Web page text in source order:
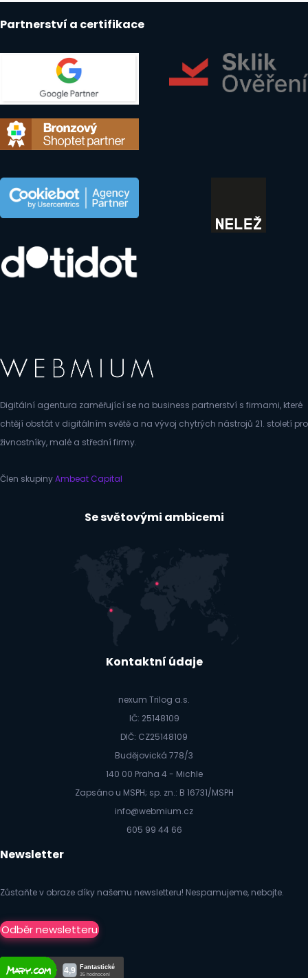
Partnerství a certifikace
Digitální agentura zaměřující se na business partnerství s firmami, které
chtějí obstát v digitálním světě a na vývoj chytrých nástrojů 21. století pro
živnostníky, malé a střední firmy.
Člen skupinyAmbeat Capital
Se světovými ambicemi
Kontaktní údaje
nexum Trilog a.s.
IČ: 25148109
DIČ: CZ25148109
Budějovická 778/3
140 00 Praha 4 - Michle
Zapsáno u MSPH; sp. zn.: B 16731/MSPH
info@webmium.cz
605 99 44 66
Newsletter
Zůstaňte v obraze díky našemu newsletteru! Nespamujeme, nebojte.
Odběr newsletteru